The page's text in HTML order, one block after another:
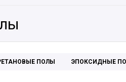
ПОЛЫ ЭПОКСИДНЫЕ